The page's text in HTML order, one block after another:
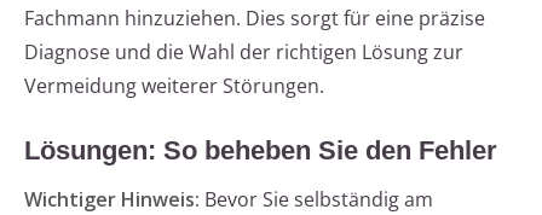
Fachmann hinzuziehen. Dies sorgt für eine präzise
Diagnose und die Wahl der richtigen Lösung zur
Vermeidung weiterer Störungen.
Lösungen: So beheben Sie den Fehler
Wichtiger Hinweis: Bevor Sie selbständig am